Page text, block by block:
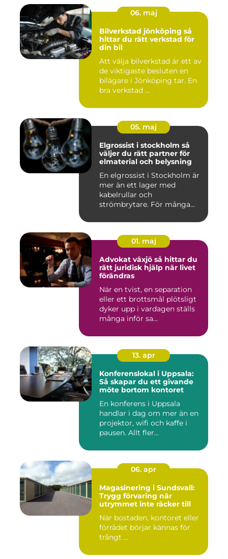
06. maj
Bilverkstad jönköping så
hittar du rätt verkstad för
din bil
Att välja bilverkstad är ett av
de viktigaste besluten en
bilägare i Jönköping tar. En
bra verkstad ...
05. maj
Elgrossist i stockholm så
väljer du rätt partner för
elmaterial och belysning
En elgrossist i Stockholm är
mer än ett lager med
kabelrullar och
strömbrytare. För många
01. maj
Advokat växjö så hittar du
rätt juridisk hjälp när livet
förändras
När en tvist, en separation
eller ett brottsmål plötsligt
dyker upp i vardagen ställs
många inför sa...
13. apr
Konferenslokal i Uppsala:
Så skapar du ett givande
möte bortom kontoret
En konferens i Uppsala
handlar i dag om mer än en
projektor, wifi och kaffe i
pausen. Allt fler...
06. apr
Magasinering i Sundsvall:
Trygg förvaring när
utrymmet inte räcker till
När bostaden, kontoret eller
förrådet börjar kännas för
trångt ...